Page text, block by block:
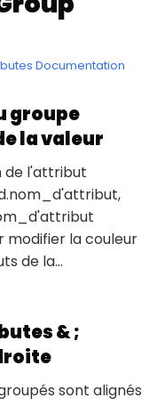
Documentation
groupe
la valeur
de l'attribut
modifier la couleur
de la...
& ;
sont alignés